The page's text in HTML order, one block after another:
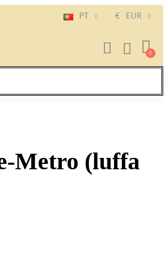
PT € EUR
Metro (luffa